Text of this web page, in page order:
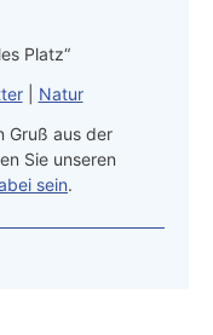
Platz“
| Natur
Gruß aus der
Sie unseren
sein.